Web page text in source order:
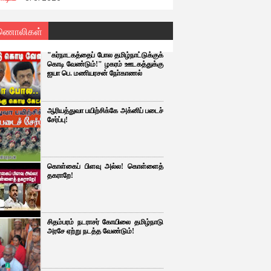
"கர்நாடகத்தைப் போல தமிழ்நாட்டுக்குக்
கொடி வேண்டும்!" ழகரம் ஊடகத்துக்கு
ஐயா பெ. மணியரசன் நோ்காணல்
ஆரியத்துவா பயிற்சிக்கே அக்னிப் படைச்
சேர்ப்பு!
கொள்கைப் பிளவு அல்ல! கொள்ளைத்
தகராறே!
சிதம்பரம் நடராசர் கோயிலை தமிழ்நாடு
அரசே ஏற்று நடத்த வேண்டும்!